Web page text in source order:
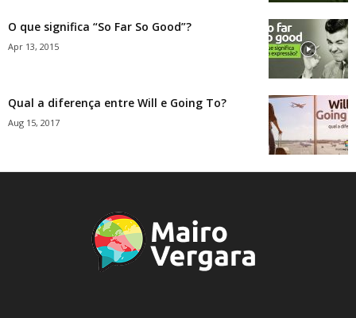
O que significa “So Far So Good”?
Apr 13, 2015
Qual a diferença entre Will e Going To?
Aug 15, 2017